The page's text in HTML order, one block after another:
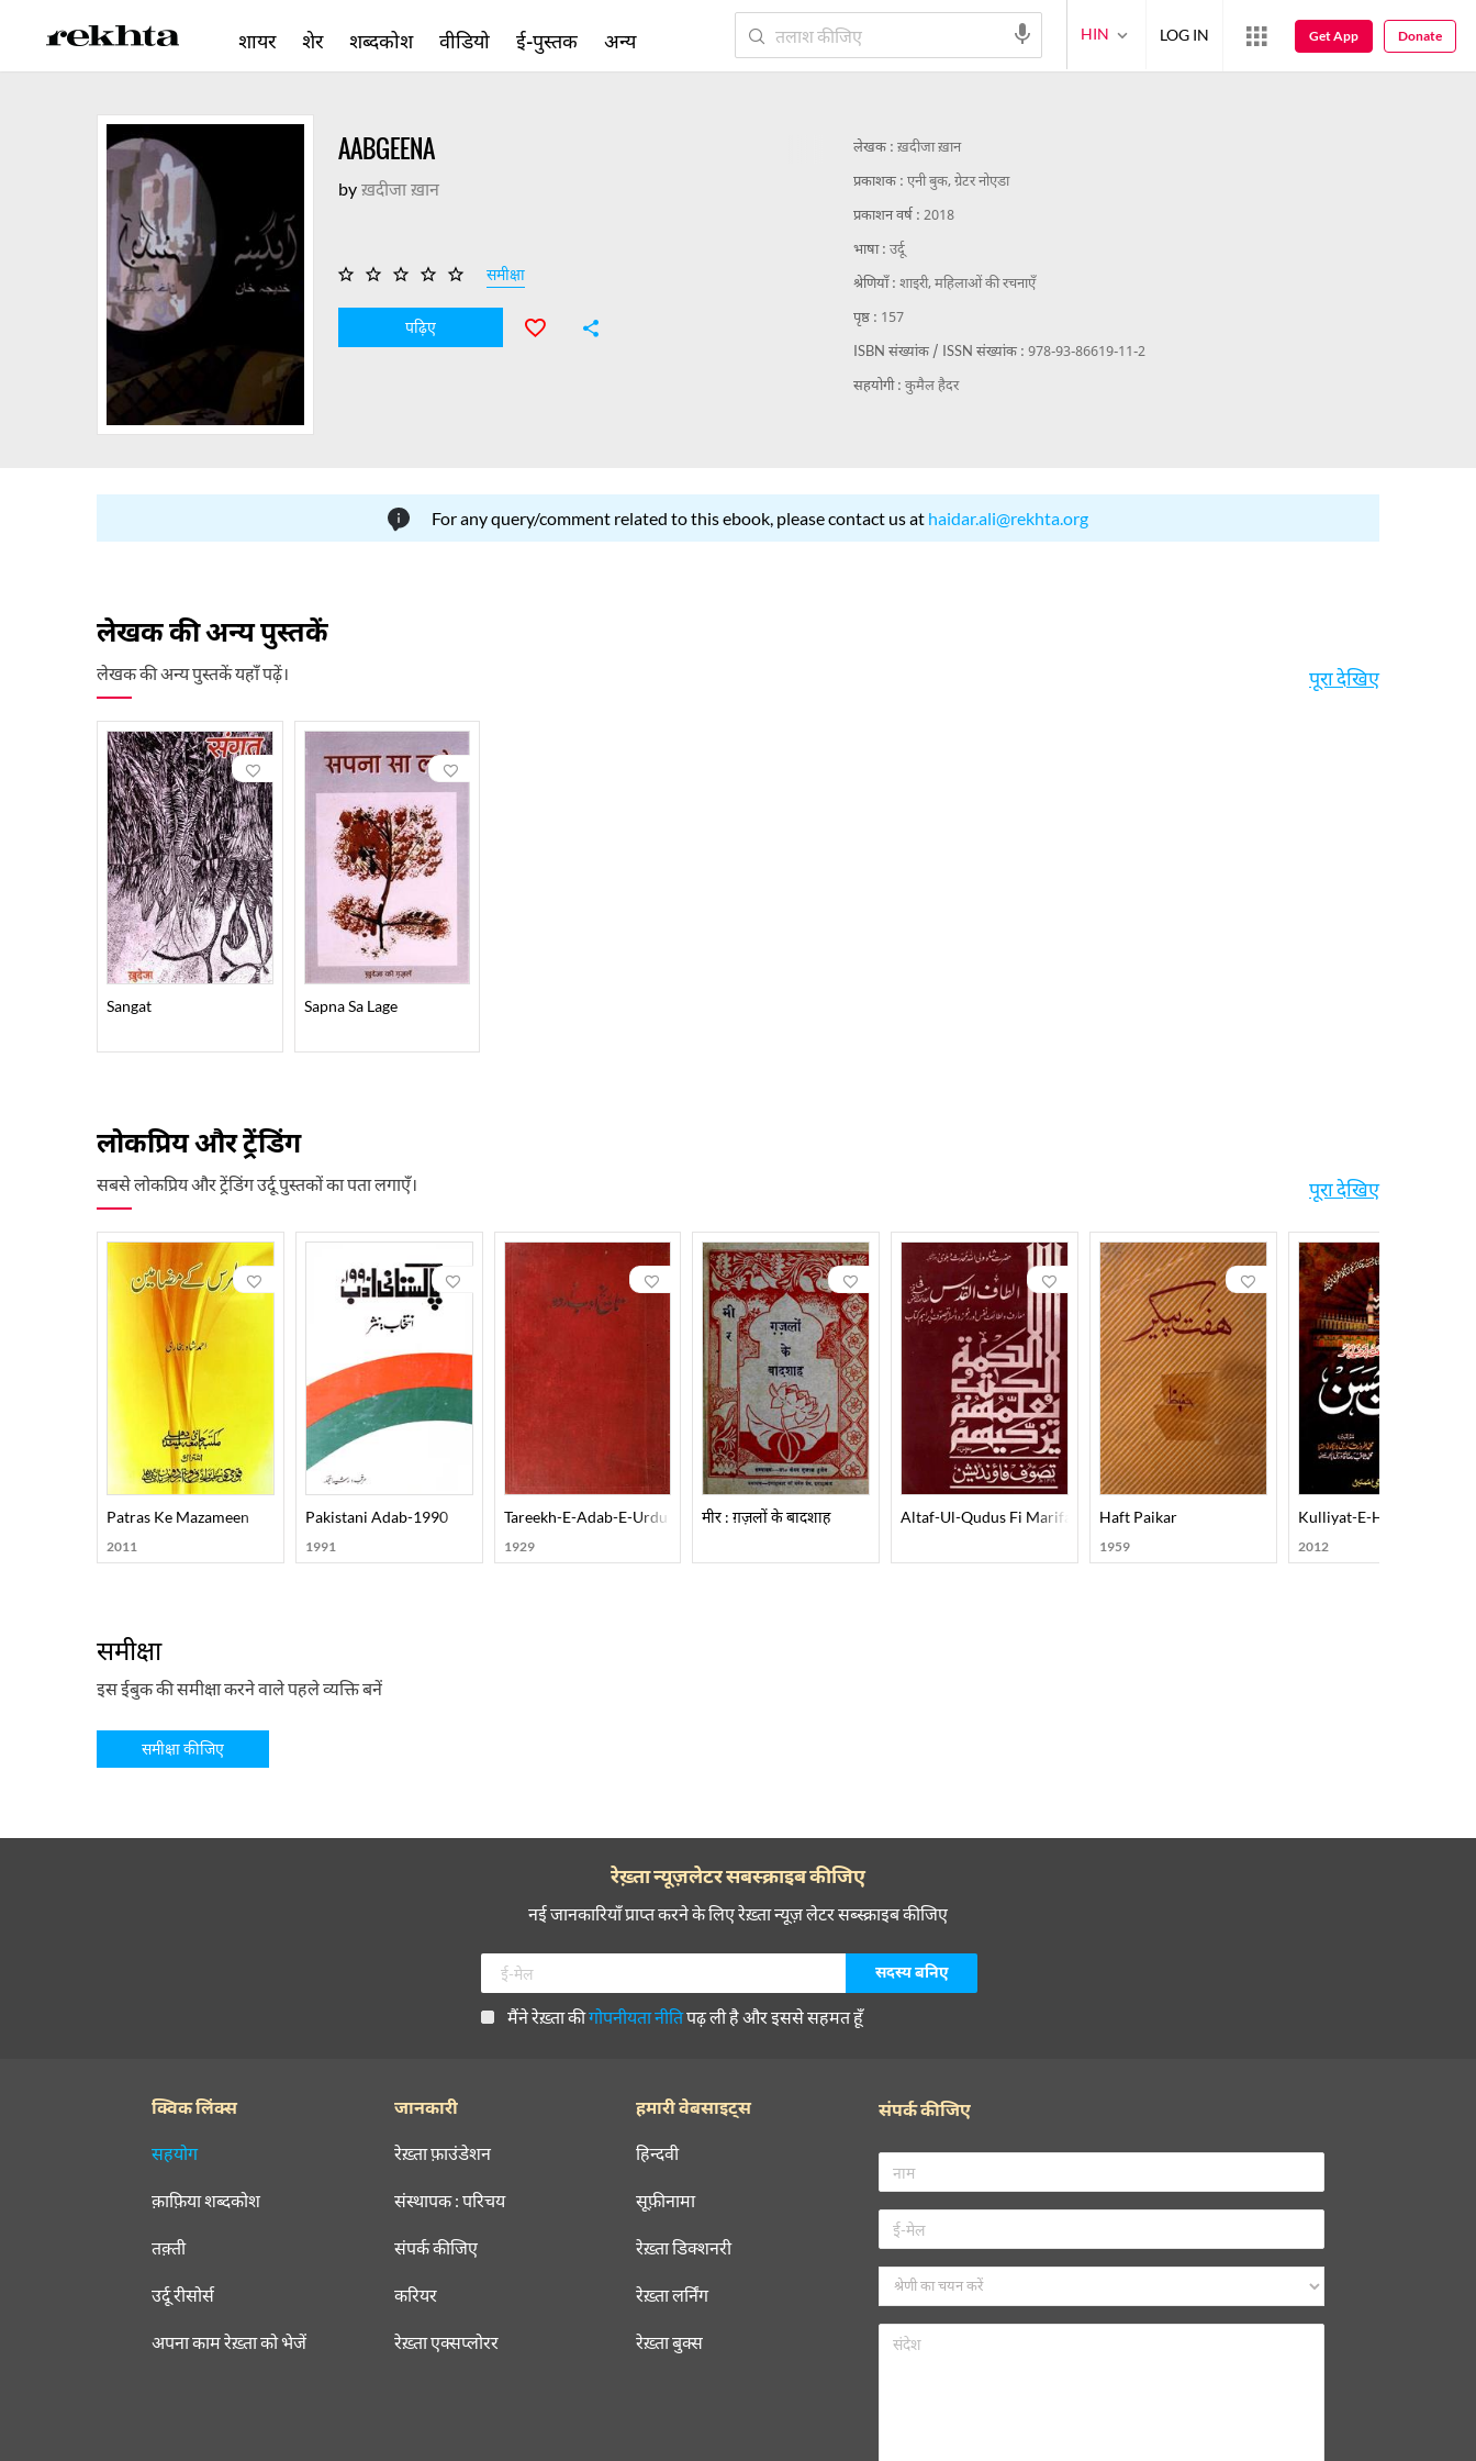
AABGEENA
byख़दीजा ख़ान
समीक्षा
पढ़िए
लेखक : ख़दीजा ख़ान
प्रकाशक : एनी बुक, ग्रेटर नोएडा
प्रकाशन वर्ष : 2018
भाषा : उर्दू
श्रेणियाँ : शाइरी,महिलाओं की रचनाएँ
पृष्ठ : 157
ISBN संख्यांक / ISSN संख्यांक : 978-93-86619-11-2
सहयोगी : कुमैल हैदर
For any query/comment related to this ebook, please contact us at haidar.ali@rekhta.org
लेखक की अन्य पुस्तकें
लेखक की अन्य पुस्तकें यहाँ पढ़ें। पूरा देखिए
Sangat Sapna Sa Lage
लोकप्रिय और ट्रेंडिंग
सबसे लोकप्रिय और ट्रेंडिंग उर्दू पुस्तकों का पता लगाएँ। पूरा देखिए
Patras Ke Mazameen
2011
Pakistani Adab-1990
1991
Tareekh-E-Adab-E-Urdu
1929
मीर : ग़ज़लों के बादशाह Altaf-Ul-Qudus Fi Marifati Lataif-In-Nafs
Haft Paikar
1959
Kulliyat-E-Hasan
2012
समीक्षा
इस ईबुक की समीक्षा करने वाले पहले व्यक्ति बनें
समीक्षा कीजिए
शायर शेर शब्दकोश वीडियो ई-पुस्तक अन्य HIN LOG IN Get App Donate
रेख़्ता न्यूज़लेटर सबस्क्राइब कीजिए
नई जानकारियाँ प्राप्त करने के लिए रेख़्ता न्यूज़ लेटर सब्स्क्राइब कीजिए
मैंने रेख़्ता कीगोपनीयता नीतिपढ़ ली है और इससे सहमत हूँ
क्विक लिंक्स
सहयोग
क़ाफ़िया शब्दकोश
तक़्ती
उर्दू रीसोर्स
अपना काम रेख़्ता को भेजें
जानकारी
रेख़्ता फ़ाउंडेशन
संस्थापक : परिचय
संपर्क कीजिए
करियर
रेख़्ता एक्सप्लोरर
हमारी वेबसाइट्स
हिन्दवी
सूफ़ीनामा
रेख़्ता डिक्शनरी
रेख़्ता लर्निंग
रेख़्ता बुक्स
संपर्क कीजिए